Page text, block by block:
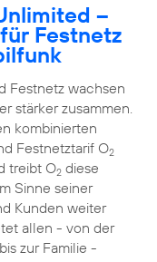
–
Festnetz
Festnetz wachsen
stärker zusammen.
kombinierten
Festnetztarif O2
treibt O2diese
Sinne seiner
Kunden weiter
allen - von der
zur Familie -